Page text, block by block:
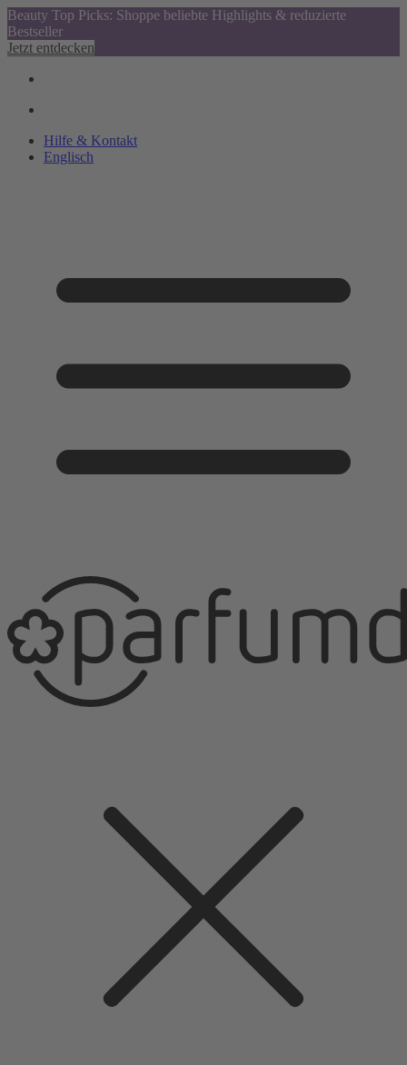
Beauty Top Picks: Shoppe beliebte Highlights & reduzierte
Bestseller
Jetzt entdecken
Hilfe & Kontakt
Englisch